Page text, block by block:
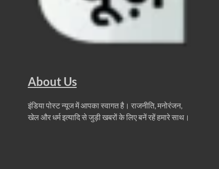
Chhattisgarh Naxal Operation: मुख्यमंत्री विष्णु देव
President Putin Delhi Visit: रूसी राष्ट्रपति Putin
PM Kisan Yojana: पीएम-किसान योजना के अंतर्गत
CM Yogi Jhajjar Visit: मुख्यमंत्री योगी आदित्यनाथ का
VHP News: आतंक के सरगना बनने की होड लगी है मदनियों
About Us
इंडिया पोस्ट न्यूज में आपका स्वागत है। राजनीति, मनोरंजन,
खेल और धर्म इत्यादि से जुड़ी खबरों के लिए बनें रहें हमारे साथ।